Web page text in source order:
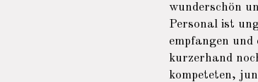
wunderschön
Personal ist
empfangen
kurzerhand
kompeteten,